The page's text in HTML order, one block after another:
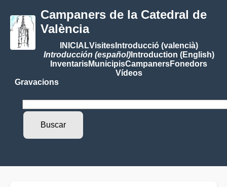
Campaners de la Catedral de
València
INICIALVisitesIntroducció (valencià)
Introducción (español)Introduction (English)
InventarisMunicipisCampanersFonedors
Vídeos
Gravacions